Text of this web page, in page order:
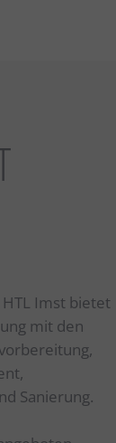
Imst bietet
mit den
Sanierung.